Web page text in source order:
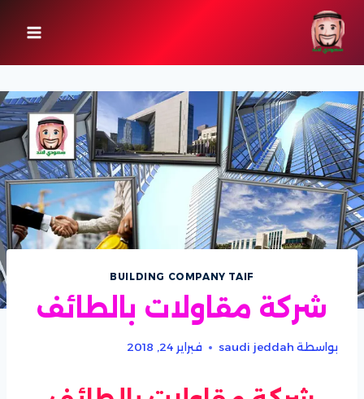
التجاوز
إلى
المحتوى
BUILDING COMPANY TAIF
شركة مقاولات بالطائف
بواسطة saudi jeddah فبراير 24, 2018